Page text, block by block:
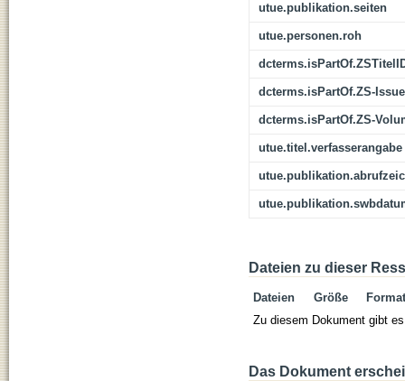
utue.publikation.seiten
utue.personen.roh
dcterms.isPartOf.ZS-Issue
dcterms.isPartOf.ZS-
utue.titel.verfasserangabe
Dateien zu dieser
Dateien Größe
Format
Zu diesem Dokument gibt
Das Dokument